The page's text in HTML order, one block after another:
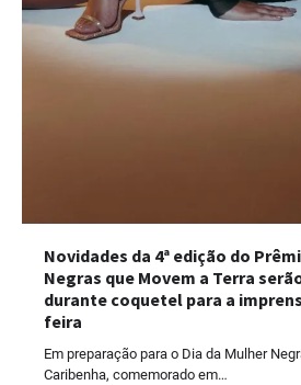
Novidades da 4ª edição do
Negras que Movem a Terra
durante coquetel para a
feira
Em preparação para o Dia da Mulher
Caribenha, comemorado em…